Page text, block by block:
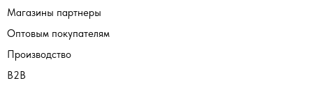
Производство
Магазины партнеры
Оптовым покупателям
B2B